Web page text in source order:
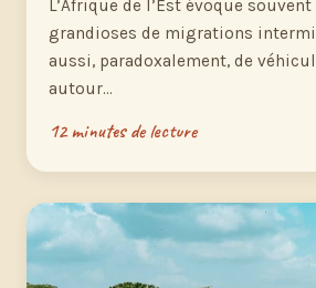
L’Afrique de l’Est évoque
grandioses de migrations
aussi, paradoxalement, de
autour…
12 minutes de lecture